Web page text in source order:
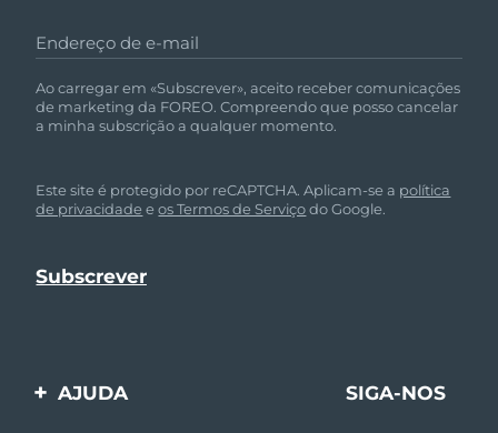
Endereço de e-mail
Ao carregar em «Subscrever», aceito receber comunicações
de marketing da FOREO. Compreendo que posso cancelar
a minha subscrição a qualquer momento.
Este site é protegido por reCAPTCHA. Aplicam-se a política
de privacidade eos Termos de Serviçodo Google.
AJUDA SIGA-NOS